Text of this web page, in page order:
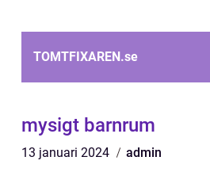
TOMTFIXAREN.se
mysigt barnrum
13 januari 2024 admin